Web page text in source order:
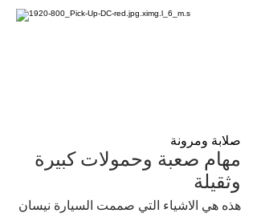
صلابة ومرونة
مهام صعبة وحمولات كبيرة
وثقيلة
هذه هي الاشياء التي صممت السيارة نيسان